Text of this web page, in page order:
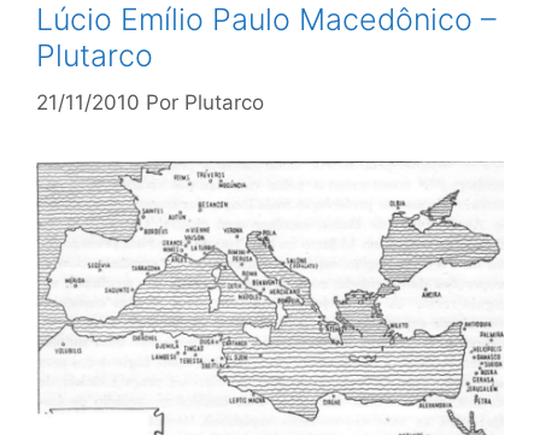
Lúcio Emílio Paulo Macedônico –
Plutarco
21/11/2010 Por Plutarco